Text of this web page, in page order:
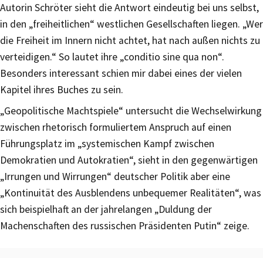
Autorin Schröter sieht die Antwort eindeutig bei uns selbst,
in den „freiheitlichen“ westlichen Gesellschaften liegen. „Wer
die Freiheit im Innern nicht achtet, hat nach außen nichts zu
verteidigen.“ So lautet ihre „conditio sine qua non“.
Besonders interessant schien mir dabei eines der vielen
Kapitel ihres Buches zu sein.
„Geopolitische Machtspiele“ untersucht die Wechselwirkung
zwischen rhetorisch formuliertem Anspruch auf einen
Führungsplatz im „systemischen Kampf zwischen
Demokratien und Autokratien“, sieht in den gegenwärtigen
„Irrungen und Wirrungen“ deutscher Politik aber eine
„Kontinuität des Ausblendens unbequemer Realitäten“, was
sich beispielhaft an der jahrelangen „Duldung der
Machenschaften des russischen Präsidenten Putin“ zeige.